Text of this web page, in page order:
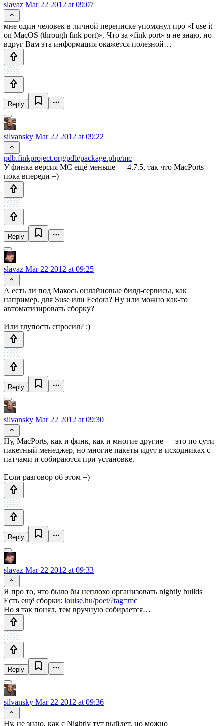
slavaz Mar 22 2012 at 09:07
мне один человек в личной переписке упомянул про «I use it
on MacOS (through fink port)». Что за «fink port» я не знаю, но
вдруг Вам эта информация окажется полезной…
Reply
silvansky Mar 22 2012 at 09:22
pdb.finkproject.org/pdb/package.php/mc
У финка версия MC ещё меньше — 4.7.5, так что MacPorts
пока впереди =)
Reply
slavaz Mar 22 2012 at 09:25
А есть ли под Макось онлайновые билд-сервисы, как
например. для Suse или Fedora? Ну или можно как-то
автоматизировать сборку?
Или глупость спросил? :)
Reply
silvansky Mar 22 2012 at 09:30
Ну, MacPorts, как и финк, как и многие другие — это по сути
пакетный менеджер, но многие пакеты идут в исходниках с
патчами и собираются при установке.
Если разговор об этом =)
Reply
slavaz Mar 22 2012 at 09:33
Я про то, что было бы неплохо организовать nightly builds
Есть ещё сборки: louise.hu/poet/?tag=mc
Но я так понял, тем вручную собирается…
Reply
silvansky Mar 22 2012 at 09:36
Ну, не знаю, как с Nightly тут выйдет, но можно